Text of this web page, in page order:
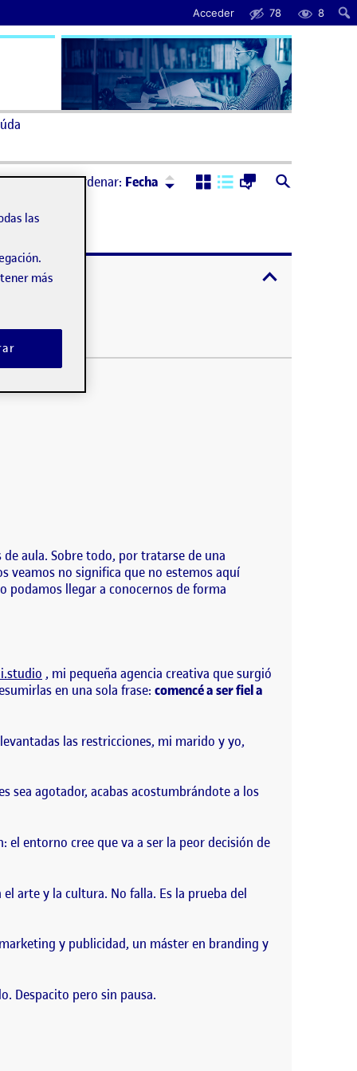
Acceder 78 8
Ordenar: Fecha Ordenar:Descendente
Hay muchas formas de comenzar una
aula. Sobre todo, por tratarse de una
veamos no significa que no estemos aquí
podamos llegar a conocernos de forma
, mi pequeña agencia creativa que surgió
en una sola frase: comencé a ser fiel a
las restricciones, mi marido y yo,
sea agotador, acabas acostumbrándote a los
el entorno cree que va a ser la peor decisión de
arte y la cultura. No falla. Es la prueba del
y publicidad, un máster en branding y
Despacito pero sin pausa.
las
más